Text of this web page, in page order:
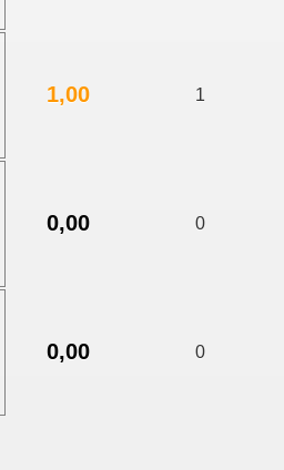
1,00 1
0,00 0
0,00 0